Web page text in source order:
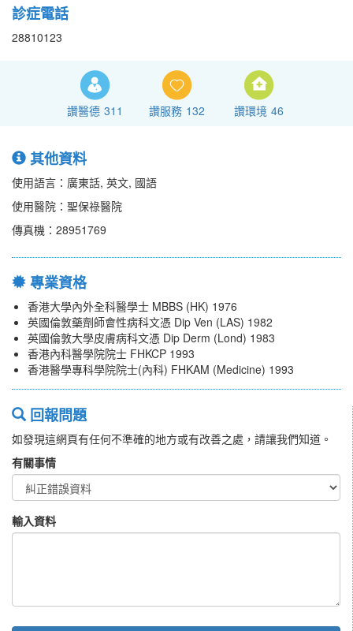
診症電話
28810123
讚醫德 311 讚服務 132 讚環境 46
其他資料
使用語言：廣東話, 英文, 國語
使用醫院：聖保祿醫院
傳真機：28951769
專業資格
香港大學內外全科醫學士 MBBS (HK) 1976
英國倫敦藥劑師會性病科文憑 Dip Ven (LAS) 1982
英國倫敦大學皮膚病科文憑 Dip Derm (Lond) 1983
香港內科醫學院院士 FHKCP 1993
香港醫學專科學院院士(內科) FHKAM (Medicine) 1993
回報問題
如發現這網頁有任何不準確的地方或有改善之處，請讓我們知道。
有關事情
輸入資料